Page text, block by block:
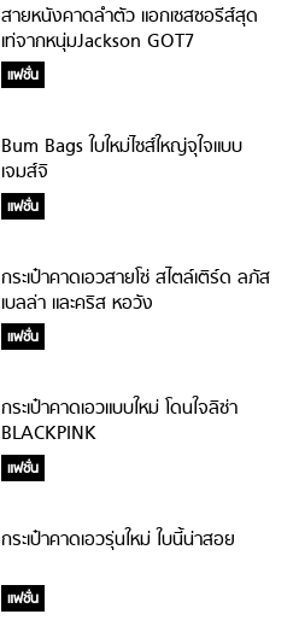
สายหนังคาดลำตัว แอกเซสซอรีส์สุด
เท่จากหนุ่มJackson GOT7
แฟชั่น
Bum Bags ใบใหม่ไซส์ใหญ่จุใจแบบ
เจมส์จิ
แฟชั่น
กระเป๋าคาดเอวสายโซ่ สไตล์เติร์ด ลภัส
เบลล่า และคริส หอวัง
แฟชั่น
กระเป๋าคาดเอวแบบใหม่ โดนใจลิซ่า
BLACKPINK
แฟชั่น
กระเป๋าคาดเอวรุ่นใหม่ ใบนี้น่าสอย
แฟชั่น